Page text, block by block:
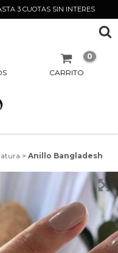
3 CUOTAS SIN INTERES
CARRITO
0
> Anillo Bangladesh